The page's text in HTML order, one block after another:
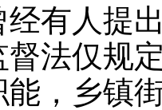
人提出
督法仅规
能，乡镇